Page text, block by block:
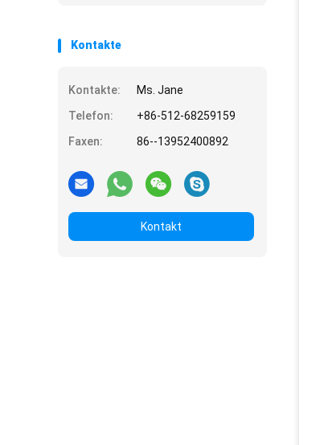
Kontakte
Kontakte:
Ms. Jane
Telefon:
+86-512-68259159
Faxen:
86--13952400892
Kontakt